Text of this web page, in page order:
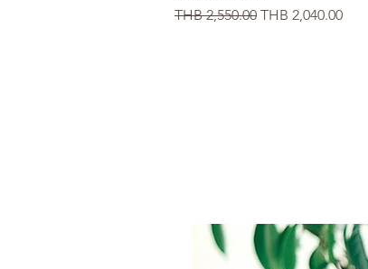
通常価格
THB 2,550.00 セール価格
THB 2,040.00